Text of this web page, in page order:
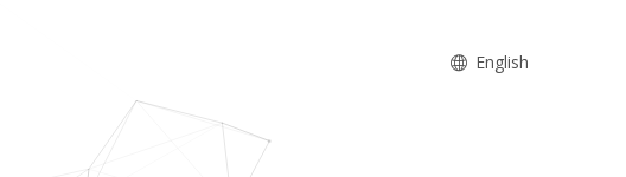
English